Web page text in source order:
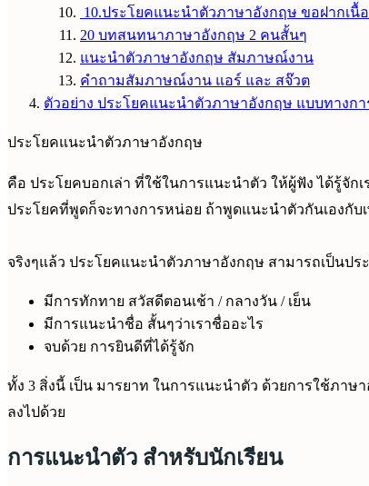
10.ประโยคแนะนำตัวภาษาอังกฤษ ขอฝากเนื้
20 บทสนทนาภาษาอังกฤษ 2 คนสั้นๆ
แนะนำตัวภาษาอังกฤษ สัมภาษณ์งาน
คำถามสัมภาษณ์งาน แอร์ และ สจ๊วต
ตัวอย่าง ประโยคแนะนำตัวภาษาอังกฤษ แบบทางกา
ประโยคแนะนำตัวภาษาอังกฤษ
คือ ประโยคบอกเล่า ที่ใช้ในการแนะนำตัว ให้ผู้ฟัง ได้รู้จัก
ประโยคที่พูดก็จะทางการหน่อย ถ้าพูดแนะนำตัวกันเองกับ
จริงๆแล้ว ประโยคแนะนำตัวภาษาอังกฤษ สามารถเป็นปร
มีการทักทาย สวัสดีตอนเช้า / กลางวัน / เย็น
มีการแนะนำชื่อ สั้นๆว่าเราชื่ออะไร
จบด้วย การยินดีที่ได้รู้จัก
ทั้ง 3 สิ่งนี้ เป็น มารยาท ในการแนะนำตัว ด้วยการใช้ภา
ลงไปด้วย
การแนะนำตัว สำหรับนักเรียน